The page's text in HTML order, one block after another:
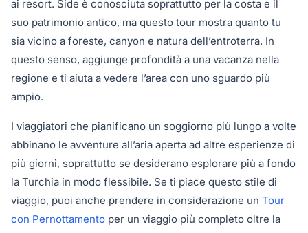
ai resort. Side è conosciuta soprattutto per la costa e il
suo patrimonio antico, ma questo tour mostra quanto tu
sia vicino a foreste, canyon e natura dell’entroterra. In
questo senso, aggiunge profondità a una vacanza nella
regione e ti aiuta a vedere l’area con uno sguardo più
ampio.
I viaggiatori che pianificano un soggiorno più lungo a volte
abbinano le avventure all’aria aperta ad altre esperienze di
più giorni, soprattutto se desiderano esplorare più a fondo
la Turchia in modo flessibile. Se ti piace questo stile di
viaggio, puoi anche prendere in considerazione un Tour
con Pernottamento per un viaggio più completo oltre la